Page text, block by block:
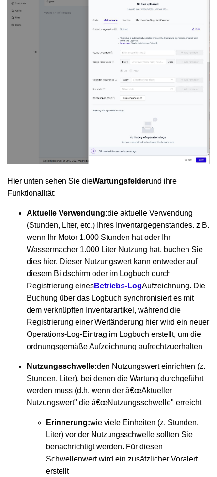
Hier unten sehen Sie dieWartungsfelderund ihre
Funktionalität:
Aktuelle Verwendung:die aktuelle Verwendung
(Stunden, Liter, etc.) Ihres Inventargegenstandes. z.B.
wenn Ihr Motor 1.000 Stunden hat oder Ihr
Wassermacher 1.000 Liter Nutzung hat, buchen Sie
dies hier. Dieser Nutzungswert kann entweder auf
diesem Bildschirm oder im Logbuch durch
Registrierung einesBetriebs-LogAufzeichnung. Die
Buchung über das Logbuch synchronisiert es mit
dem verknüpften Inventarartikel, während die
Registrierung einer Wertänderung hier wird ein neuer
Operations-Log-Eintrag im Logbuch erstellt, um die
ordnungsgemäße Aufzeichnung aufrechtzuerhalten
Nutzungsschwelle:den Nutzungswert einrichten (z.
Stunden, Liter), bei denen die Wartung durchgeführt
werden muss (d.h. wenn der â€œAktueller
Nutzungswert" die â€œNutzungsschwelle" erreicht
Erinnerung:wie viele Einheiten (z. Stunden,
Liter) vor der Nutzungsschwelle sollten Sie
benachrichtigt werden. Für diesen
Schwellenwert wird ein zusätzlicher Voralert
erstellt